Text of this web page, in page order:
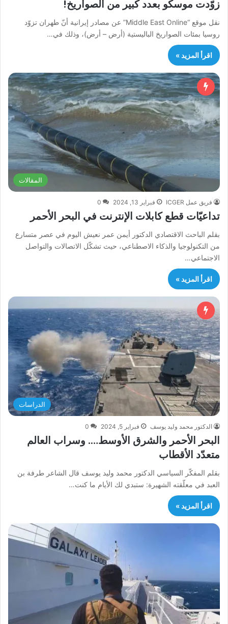
زوّدت موسكو بعدد كبير من الصواريخ!
نقل موقع “Middle East Online” عن مصادر إيرانية أنّ طهران تزوّد
روسيا بمئات الصواريخ الباليستية (أرض – أرض)، وذلك في…
اقرأ المزيد »
المقالات
فريق عمل ICGER فبراير 13, 2024 0
تداعيّات قطع كابلات الإنترنت في البحر الأحمر
بقلم الباحث الاقتصادي الدكتور أيمن عمر نعيش اليوم في عصر متسارع
من التكنولوجيا والذكاء الاصطناعي، حيث تشكّل الاتصالات والتواصل
الاجتماعي…
اقرأ المزيد »
الدراسات
الدكتور محمد وليد يوسف فبراير 5, 2024 0
البحر الأحمر والشرق الأوسط…. وسراب العالم
متعدّد الأقطاب
بقلم المفكّر السياسي الدكتور محمد وليد يوسف قال الشاعر طرفة بن
العبد في معلّقته الشهيرة: ستبدي لك الأيام ما كنت…
اقرأ المزيد »